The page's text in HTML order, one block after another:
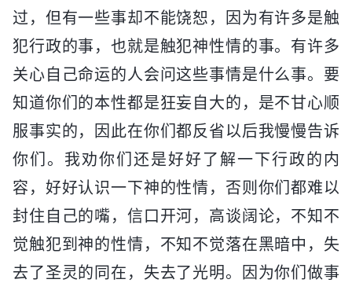
过，但有一些事却不能饶恕，因为有许多是触
犯行政的事，也就是触犯神性情的事。有许多
关心自己命运的人会问这些事情是什么事。要
知道你们的本性都是狂妄自大的，是不甘心顺
服事实的，因此在你们都反省以后我慢慢告诉
你们。我劝你们还是好好了解一下行政的内
容，好好认识一下神的性情，否则你们都难以
封住自己的嘴，信口开河，高谈阔论，不知不
觉触犯到神的性情，不知不觉落在黑暗中，失
去了圣灵的同在，失去了光明。因为你们做事